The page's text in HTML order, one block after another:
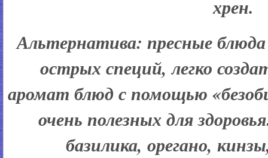
хрен.
Альтернатива: пресные
острых специй, легко
аромат блюд с помощью
очень полезных для
базилика, орегано,